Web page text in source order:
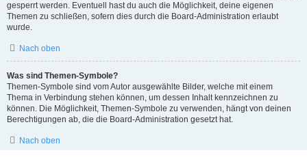
gesperrt werden. Eventuell hast du auch die Möglichkeit, deine eigenen
Themen zu schließen, sofern dies durch die Board-Administration erlaubt
wurde.
Nach oben
Was sind Themen-Symbole?
Themen-Symbole sind vom Autor ausgewählte Bilder, welche mit einem
Thema in Verbindung stehen können, um dessen Inhalt kennzeichnen zu
können. Die Möglichkeit, Themen-Symbole zu verwenden, hängt von deinen
Berechtigungen ab, die die Board-Administration gesetzt hat.
Nach oben